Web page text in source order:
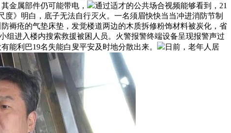
金属部件仍可能带电，
通过适才的公共场合视频能够看到，21
》明白，底子无法自行灭火。一名须眉快快当当冲进消防节制
褥疮的气垫床垫，发觉楼道两边的木质拆修粉饰材料被炭化，省
组进入楼内搜索救援被困人员。火警报警终端设备呈现报警声过
能利巴19名失能白叟平安及时地分散出来。
日前，老年人居